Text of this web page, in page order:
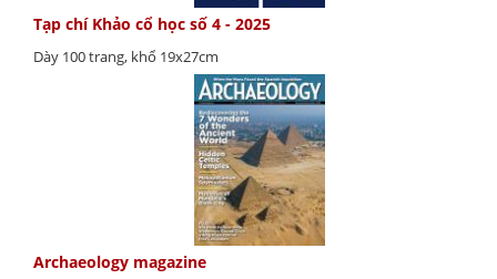
Tạp chí Khảo cổ học số 4 - 2025
Dày 100 trang, khổ 19x27cm
Archaeology magazine